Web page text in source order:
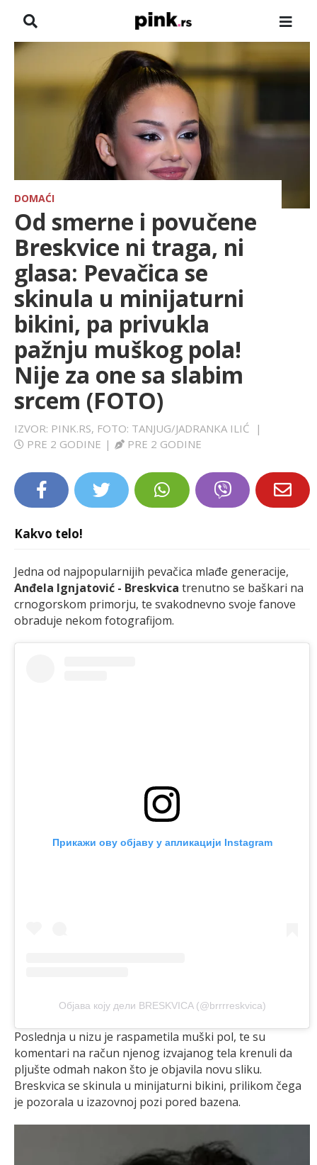
NASLOVNA
VESTI
HRONIKA
FARMERI
TV
SPORT
LIFESTYLE
EXTRA
DOMAĆI
Od smerne i povučene
Breskvice ni traga, ni
glasa: Pevačica se
skinula u minijaturni
bikini, pa privukla
pažnju muškog pola!
Nije za one sa slabim
srcem (FOTO)
IZVOR: PINK.RS, FOTO: TANJUG/JADRANKA ILIĆ
|
PRE 2 GODINE | PRE 2 GODINE
Kakvo telo!
Jedna od najpopularnijih pevačica mlađe generacije,
Anđela Ignjatović - Breskvica trenutno se baškari na
crnogorskom primorju, te svakodnevno svoje fanove
obraduje nekom fotografijom.
Прикажи ову објаву у апликацији Instagram
Објава коју дели BRESKVICA (@brrrreskvica)
Poslednja u nizu je raspametila muški pol, te su
komentari na račun njenog izvajanog tela krenuli da
pljušte odmah nakon što je objavila novu sliku.
Breskvica se skinula u minijaturni bikini, prilikom čega
je pozorala u izazovnoj pozi pored bazena.